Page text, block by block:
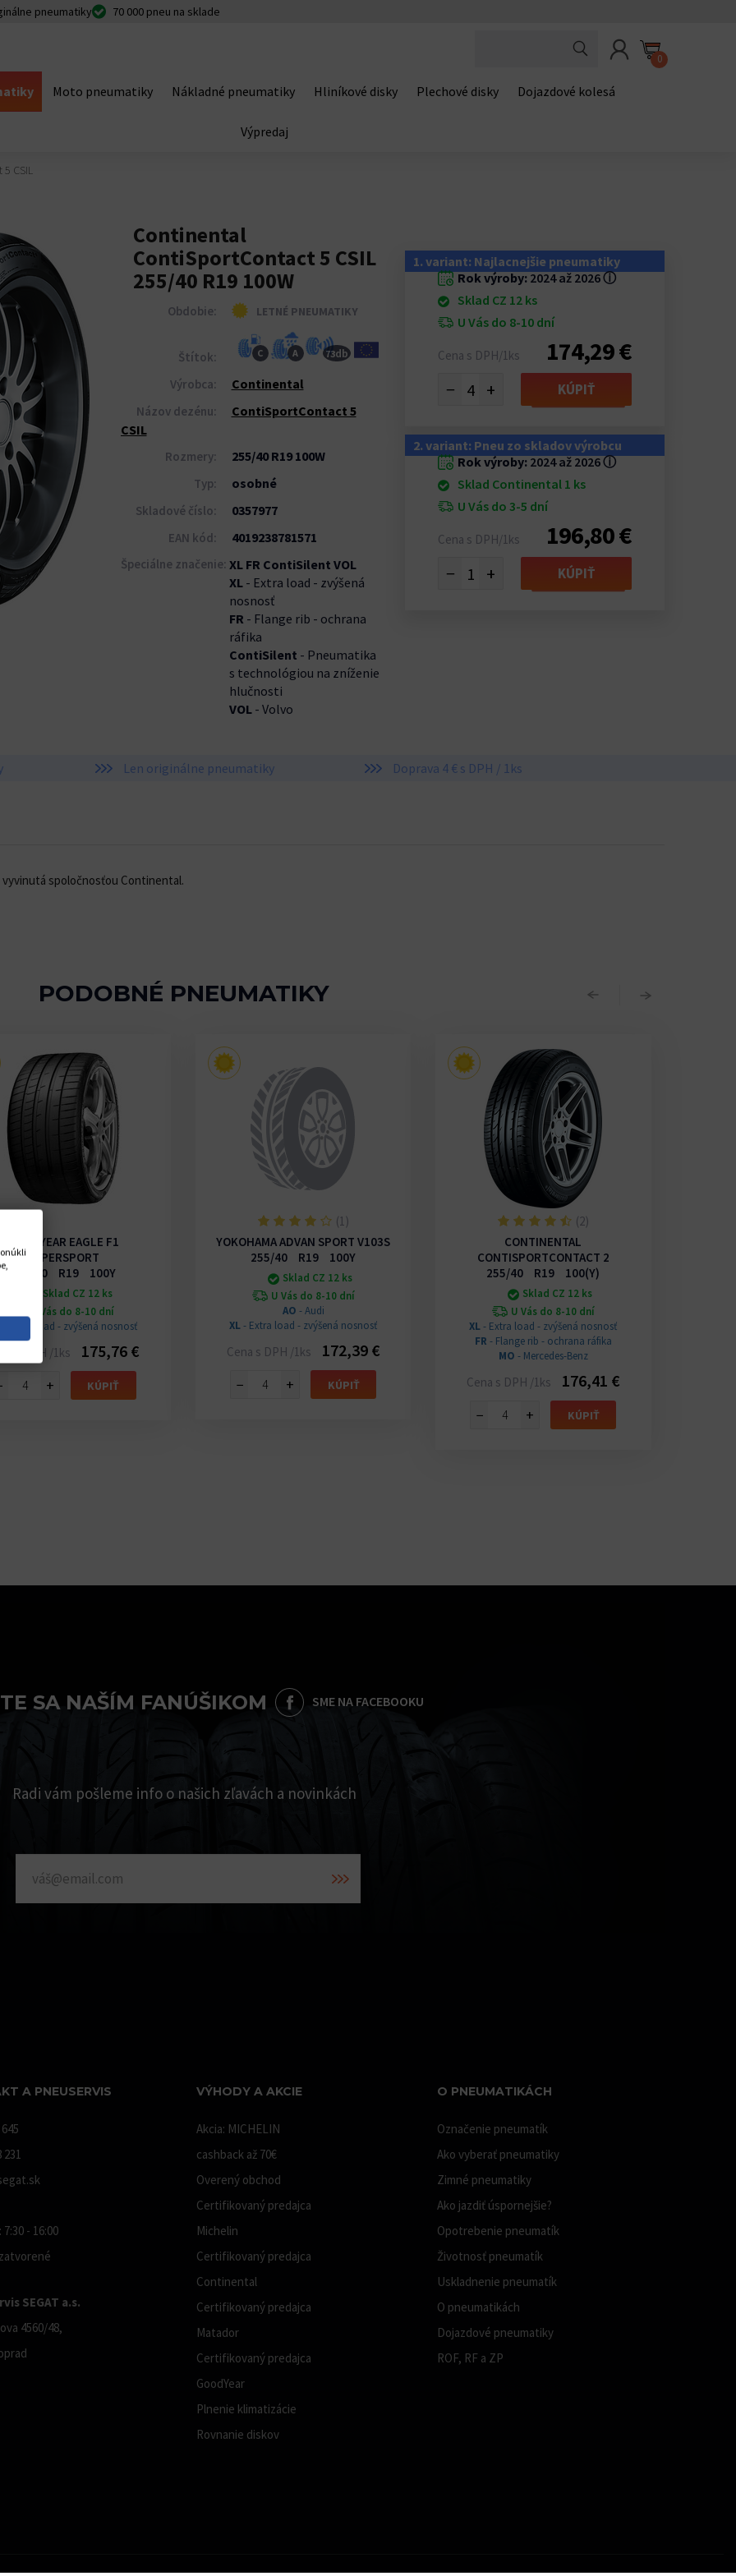
pneumatiky 70 000 pneu na sklade
0
Moto pneumatiky Nákladné pneumatiky Hliníkové disky Plechové disky Dojazdové kolesá
Výpredaj
CSIL
Continental
ContiSportContact 5 CSIL
255/40 R19 100W
1. variant: Najlacnejšie pneumatiky
Rok výroby: 2024 až 2026ⓘ
Sklad CZ 12 ks
U Vás do 8-10 dní
Cena s DPH/1ks 174,29 €
− + KÚPIŤ
2. variant: Pneu zo skladov výrobcu
Rok výroby: 2024 až 2026ⓘ
Sklad Continental 1 ks
U Vás do 3-5 dní
Cena s DPH/1ks 196,80 €
− + KÚPIŤ
Obdobie: LETNÉ PNEUMATIKY
Štítok: C A 73db
Výrobca: Continental
Názov dezénu:
ContiSportContact 5
CSIL
Rozmery: 255/40 R19 100W
Typ: osobné
Skladové číslo: 0357977
EAN kód: 4019238781571
Špeciálne značenie: XL FR ContiSilent VOL
XL- Extra load - zvýšená
nosnosť
FR - Flange rib - ochrana
ráfika
ContiSilent - Pneumatika
s technológiou na zníženie
hlučnosti
VOL- Volvo
Len originálne pneumatiky Doprava 4 € s DPH / 1ks
spoločnosťou Continental.
PODOBNÉ PNEUMATIKY
GOODYEAR EAGLE F1
SUPERSPORT
255/40 R19 100Y
Sklad CZ 12 ks
U Vás do 8-10 dní
- Extra load - zvýšená nosnosť
s DPH /1ks 175,76 €
+ KÚPIŤ
(1)
YOKOHAMA ADVAN SPORT V103S
255/40 R19 100Y
Sklad CZ 12 ks
U Vás do 8-10 dní
AO - Audi
XL- Extra load - zvýšená nosnosť
Cena s DPH /1ks 172,39 €
− + KÚPIŤ
(2)
CONTINENTAL
CONTISPORTCONTACT 2
255/40 R19 100(Y)
Sklad CZ 12 ks
U Vás do 8-10 dní
XL- Extra load - zvýšená nosnosť
FR - Flange rib - ochrana ráfika
MO - Mercedes-Benz
Cena s DPH /1ks 176,41 €
− + KÚPIŤ
SA NAŠÍM FANÚŠIKOM SME NA FACEBOOKU
Radi vám pošleme info o našich zľavách a novinkách
A PNEUSERVIS
231
- 16:00
SEGAT a.s.
4560/48,
VÝHODY A AKCIE
Akcia: MICHELIN
cashback až 70€
Overený obchod
Certifikovaný predajca
Michelin
Certifikovaný predajca
Continental
Certifikovaný predajca
Matador
Certifikovaný predajca
GoodYear
Plnenie klimatizácie
Rovnanie diskov
O PNEUMATIKÁCH
Označenie pneumatík
Ako vyberať pneumatiky
Zimné pneumatiky
Ako jazdiť úspornejšie?
Opotrebenie pneumatík
Životnosť pneumatík
Uskladnenie pneumatík
O pneumatikách
Dojazdové pneumatiky
ROF, RF a ZP